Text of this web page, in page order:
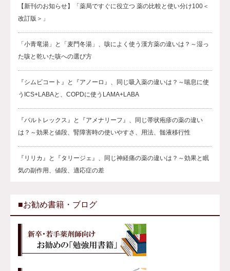
【新刊のお知らせ】「薬局ですぐに役立つ 薬の比較と使い分け100＜
改訂版＞」
「小青竜湯」と「麦門冬湯」、咳によく使う漢方薬の違いは？～湿っ
た咳と乾いた咳への選び方
『シムビコート』と『アノーロ』、同じ吸入薬の違いは？～喘息に使
うICS+LABAと、COPDに使うLAMA+LABA
『バルトレックス』と『アメナリーフ』、同じ帯状疱疹の薬の違い
は？～効果と値段、腎障害時の使いやすさ、用法、髄液移行性
『リリカ』と『タリージェ』、同じ神経痛の薬の違いは？～効果と眠
気の副作用、値段、適応症の差
■お勧め書籍・ブログ